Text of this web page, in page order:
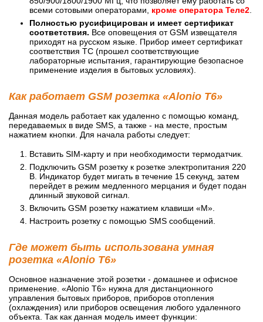
всеми сотовыми операторами, кроме оператора Теле2
Полностью русифицирован и имеет сертификат
соответствия. Все оповещения от GSM извещателя
приходят на русском языке. Прибор имеет сертификат
соответствия ТС (прошел соответствующие
лабораторные испытания, гарантирующие безопасное
применение изделия в бытовых условиях).
Как работает GSM розетка «Alonio T6»
Данная модель работает как удаленно с помощью команд,
передаваемых в виде SMS, а также - на месте, простым
нажатием кнопки. Для начала работы следует:
Вставить SIM-карту и при необходимости термодатчик.
Подключить GSM розетку к розетке электропитания 220
В. Индикатор будет мигать в течение 15 секунд, затем
перейдет в режим медленного мерцания и будет подан
длинный звуковой сигнал.
Включить GSM розетку нажатием клавиши «М».
Настроить розетку с помощью SMS сообщений.
Где может быть использована умная
розетка «Alonio T6»
Основное назначение этой розетки - домашнее и офисное
применение. «Alonio T6» нужна для дистанционного
управления бытовых приборов, приборов отопления
(охлаждения) или приборов освещения любого удаленного
объекта. Так как данная модель имеет функции: